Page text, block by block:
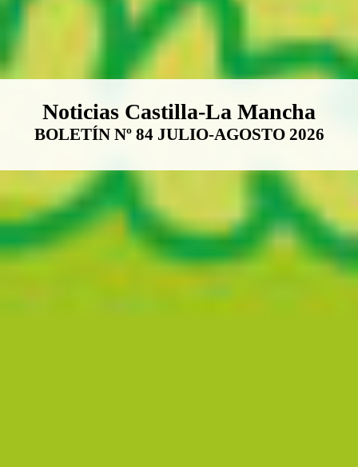
Boletín Noticias Castilla-La
Noticias Castilla-La Mancha
BOLETÍN Nº 84 JULIO-AGOSTO 2026